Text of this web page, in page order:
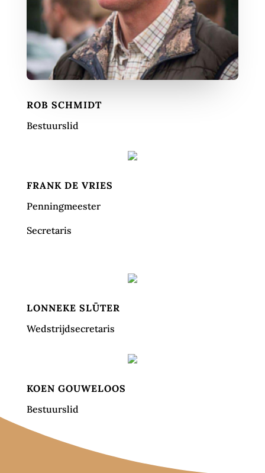
ROB SCHMIDT
Bestuurslid
FRANK DE VRIES
Penningmeester
Secretaris
LONNEKE SLÜTER
Wedstrijdsecretaris
KOEN GOUWELOOS
Bestuurslid